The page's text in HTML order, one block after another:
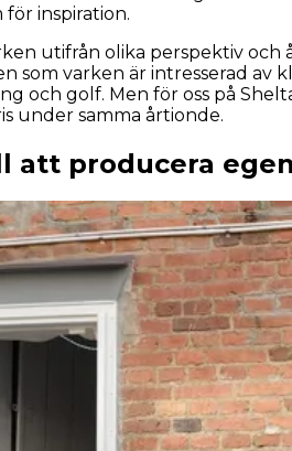
för inspiration.
utifrån olika perspektiv
som varken är intresserad
och golf. Men för oss på
under samma årtionde.
att producera egen